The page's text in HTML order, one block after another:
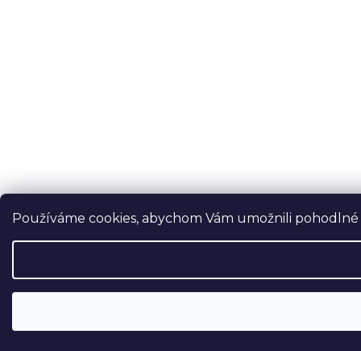
Používáme cookies, abychom Vám umožnili